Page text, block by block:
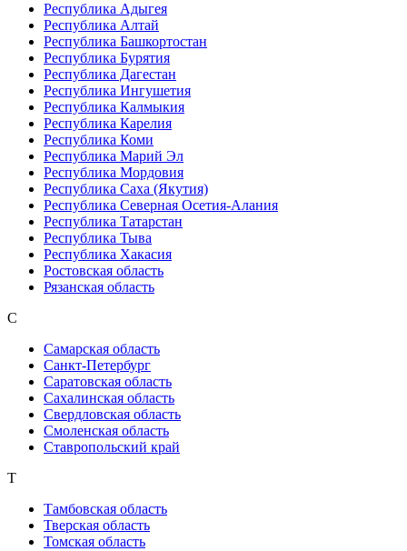
Республика Адыгея
Республика Алтай
Республика Башкортостан
Республика Бурятия
Республика Дагестан
Республика Ингушетия
Республика Калмыкия
Республика Карелия
Республика Коми
Республика Марий Эл
Республика Мордовия
Республика Саха (Якутия)
Республика Северная Осетия-Алания
Республика Татарстан
Республика Тыва
Республика Хакасия
Ростовская область
Рязанская область
С
Самарская область
Санкт-Петербург
Саратовская область
Сахалинская область
Свердловская область
Смоленская область
Ставропольский край
Т
Тамбовская область
Тверская область
Томская область